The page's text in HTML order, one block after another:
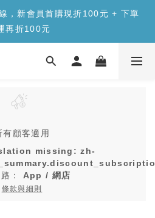
版您的每日「正餐應援」，讓您
對精緻澱糖>>>
，新會員首購現折100元 + 下單
再折100元
版您的每日「正餐應援」，讓您
有顧客適用
missing: zh-
： App / 網店
條款與細則